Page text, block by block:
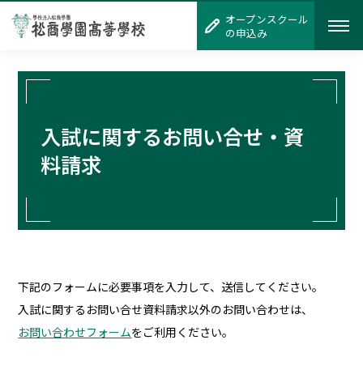
オープンスクール
の申込み
オープンスクール
の申込み
入試に関するお問い合せ・資
料請求
下記のフォームに必要事項を入力して、送信してください。
入試に関するお問い合せ資料請求以外のお問い合わせは、
お問い合わせフォームをご利用ください。